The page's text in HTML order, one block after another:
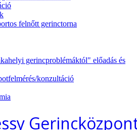
felnőtt gerinctorna
gerincproblémáktól" előadás és
konzultáció